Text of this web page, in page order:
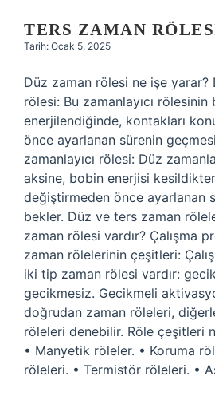
TERS ZAMAN
Tarih: Ocak 5, 2025
Düz zaman rölesi ne işe yarar?
rölesi: Bu zamanlayıcı rölesinin
enerjilendiğinde, kontakları
önce ayarlanan sürenin
zamanlayıcı rölesi: Düz
aksine, bobin enerjisi
değiştirmeden önce ayarlanan
bekler. Düz ve ters zaman
zaman rölesi vardır? Çalışma
zaman rölelerinin çeşitleri:
iki tip zaman rölesi vardır:
gecikmesiz. Gecikmeli
doğrudan zaman röleleri,
röleleri denebilir. Röle çeşitleri
• Manyetik röleler. • Koruma
röleleri. • Termistör röleleri. •